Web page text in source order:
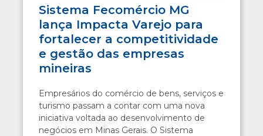
Sistema Fecomércio MG
lança Impacta Varejo para
fortalecer a competitividade
e gestão das empresas
mineiras
Empresários do comércio de bens, serviços e
turismo passam a contar com uma nova
iniciativa voltada ao desenvolvimento de
negócios em Minas Gerais. O Sistema